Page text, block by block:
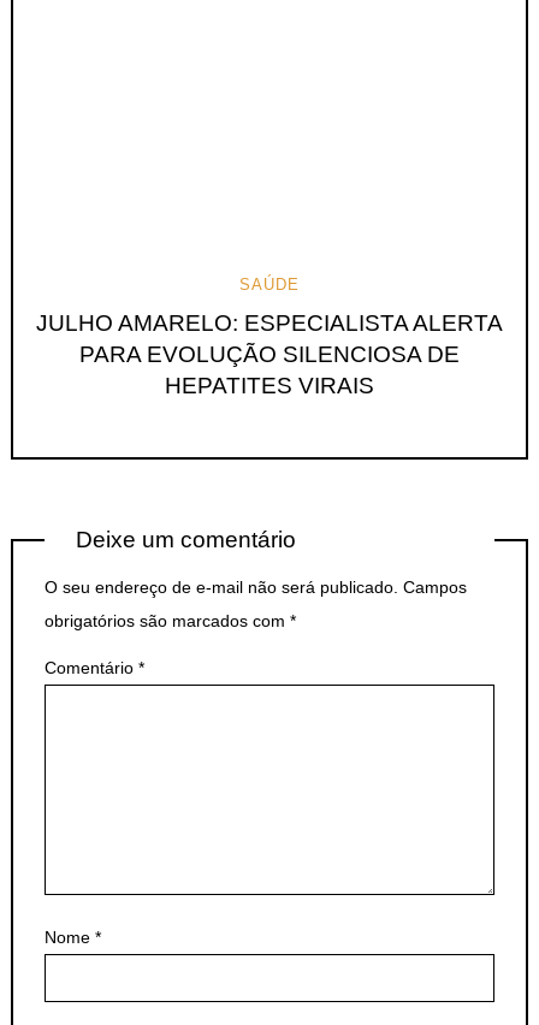
SAÚDE
JULHO AMARELO: ESPECIALISTA ALERTA
PARA EVOLUÇÃO SILENCIOSA DE
HEPATITES VIRAIS
Deixe um comentário
O seu endereço de e-mail não será publicado. Campos
obrigatórios são marcados com *
Comentário *
Nome *